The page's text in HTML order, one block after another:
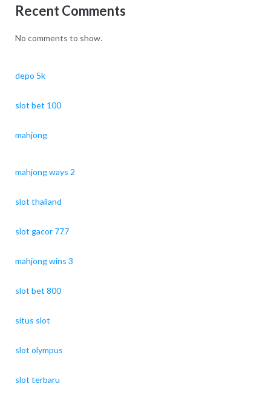
Recent Comments
No comments to show.
depo 5k
slot bet 100
mahjong
mahjong ways 2
slot thailand
slot gacor 777
mahjong wins 3
slot bet 800
situs slot
slot olympus
slot terbaru